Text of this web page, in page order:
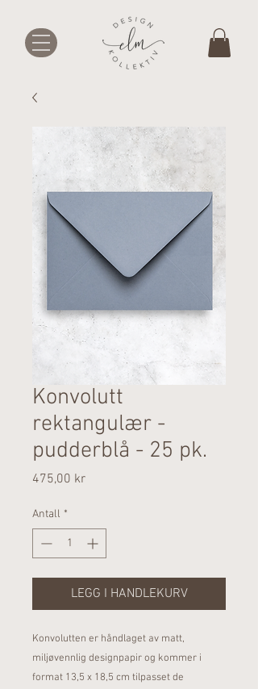
Konvolutt
rektangulær -
pudderblå - 25 pk.
475,00 krPris
Antall *
LEGG I HANDLEKURV
Konvolutten er håndlaget av matt,
miljøvennlig designpapir og kommer i
format 13,5 x 18,5 cm tilpasset de